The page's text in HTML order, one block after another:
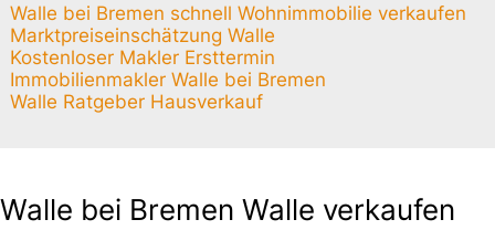
Walle bei Bremen schnell Wohnimmobilie verkaufen
Marktpreiseinschätzung Walle
Kostenloser Makler Ersttermin
Immobilienmakler Walle bei Bremen
Walle Ratgeber Hausverkauf
Walle bei Bremen Walle verkaufen